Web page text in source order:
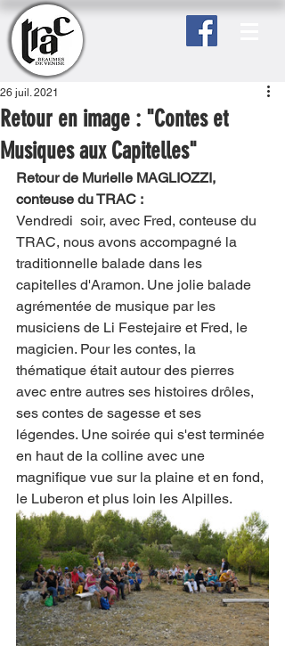
Retour en image : "Contes et
Musiques aux Capitelles"
26 juil. 2021
Retour de Murielle MAGLIOZZI,
conteuse du TRAC :
Vendredi  soir, avec Fred, conteuse du
TRAC, nous avons accompagné la
traditionnelle balade dans les
capitelles d'Aramon. Une jolie balade
agrémentée de musique par les
musiciens de Li Festejaire et Fred, le
magicien. Pour les contes, la
thématique était autour des pierres
avec entre autres ses histoires drôles,
ses contes de sagesse et ses
légendes. Une soirée qui s'est terminée
en haut de la colline avec une
magnifique vue sur la plaine et en fond,
le Luberon et plus loin les Alpilles.